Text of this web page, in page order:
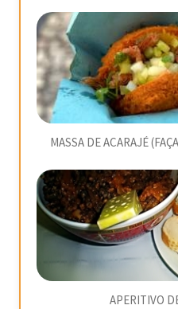
MASSA DE ACARAJÉ
APERITIVO